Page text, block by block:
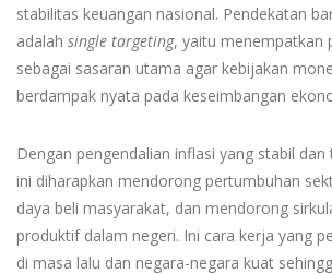
stabilitas keuangan nasional. Pendekatan
adalah single targeting, yaitu menempatkan
sebagai sasaran utama agar kebijakan
berdampak nyata pada keseimbangan
Dengan pengendalian inflasi yang stabil
ini diharapkan mendorong pertumbuhan
daya beli masyarakat, dan mendorong
produktif dalam negeri. Ini cara kerja yang
di masa lalu dan negara-negara kuat